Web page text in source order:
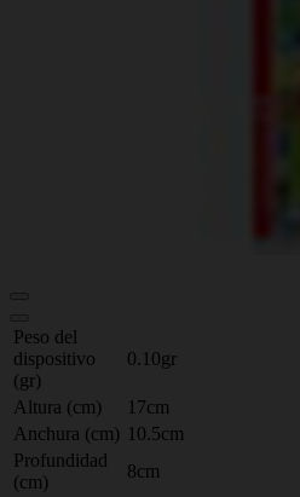
Peso del
dispositivo
(gr)
0.10gr
Altura (cm)
17cm
Anchura (cm) 10.5cm
Profundidad
(cm)
8cm